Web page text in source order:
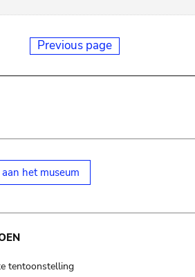
Previous page
het museum
tentoonstelling